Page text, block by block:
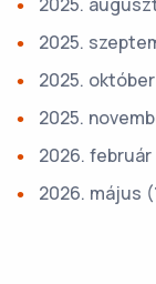
2025.
2025.
2025. október
2025.
2026. február
2026. május